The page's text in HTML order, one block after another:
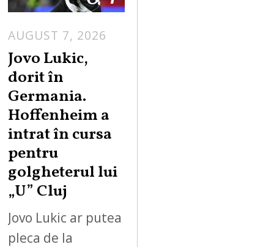
AUGUST 7, 2026
Jovo Lukic,
dorit în
Germania.
Hoffenheim a
intrat în cursa
pentru
golgheterul lui
„U” Cluj
Jovo Lukic ar putea
pleca de la